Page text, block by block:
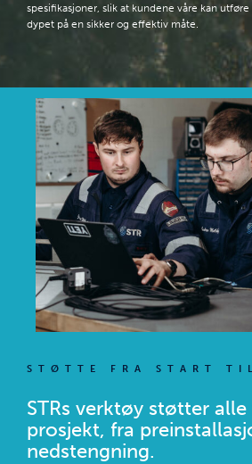
spesifikasjoner, slik at kundene våre kan
dypet på en sikker og effektiv måte.
STØTTE FRA START
STRs verktøy støtter alle
prosjekt, fra
nedstengning.